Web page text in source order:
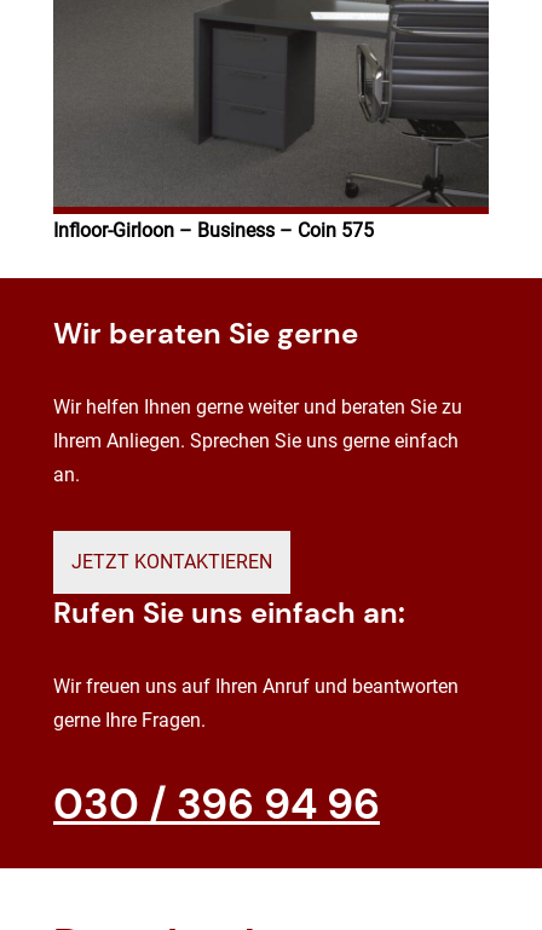
Infloor-Girloon – Business – Coin 575
Wir beraten Sie gerne
Wir helfen Ihnen gerne weiter und beraten Sie zu
Ihrem Anliegen. Sprechen Sie uns gerne einfach
an.
JETZT KONTAKTIEREN
Rufen Sie uns einfach an:
Wir freuen uns auf Ihren Anruf und beantworten
gerne Ihre Fragen.
030 / 396 94 96